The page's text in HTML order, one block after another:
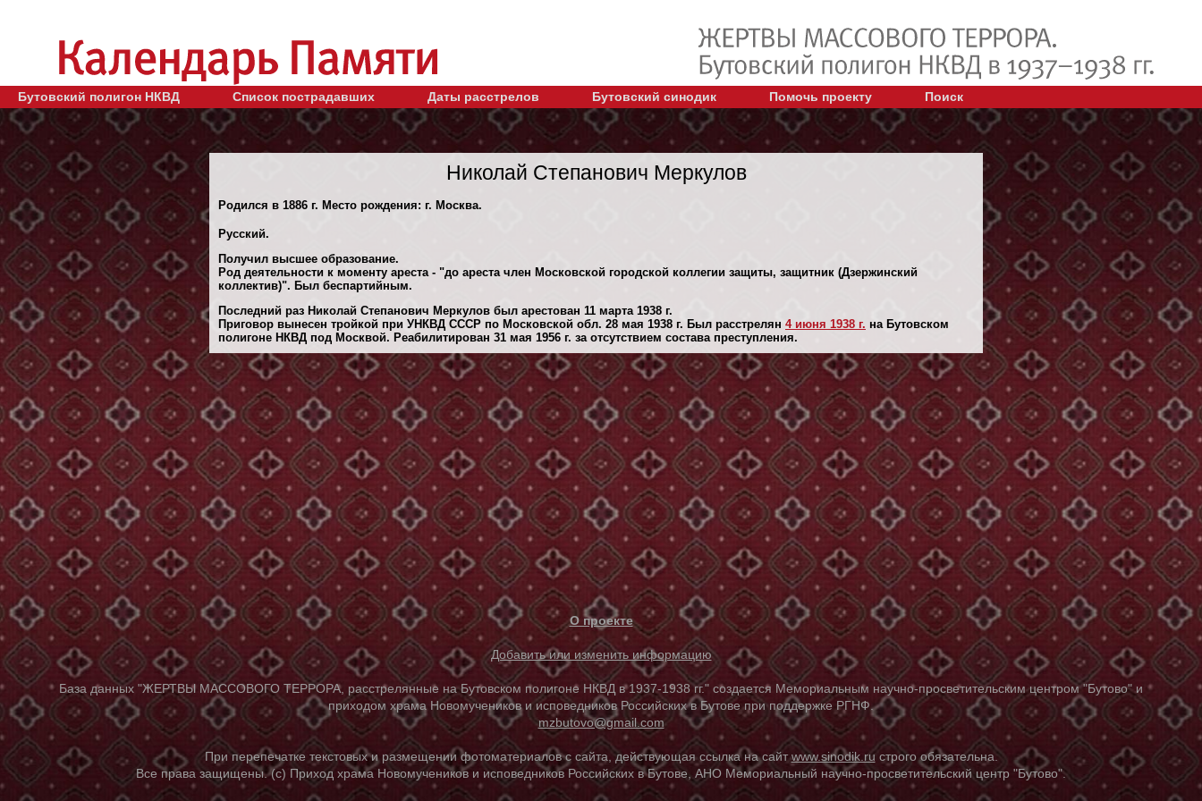
Бутовский полигон НКВД Список пострадавших Даты расстрелов Бутовский синодик Помочь проекту Поиск
Николай Степанович Меркулов
Родился в 1886 г. Место рождения: г. Москва.
Русский.
Получил высшее образование.
Род деятельности к моменту ареста - "до ареста член Московской городской коллегии защиты, защитник (Дзержинский
коллектив)". Был беспартийным.
Последний раз Николай Степанович Меркулов был арестован 11 марта 1938 г.
Приговор вынесен тройкой при УНКВД СССР по Московской обл. 28 мая 1938 г. Был расстрелян 4 июня 1938 г. на Бутовском
полигоне НКВД под Москвой. Реабилитирован 31 мая 1956 г. за отсутствием состава преступления.
О проекте
Добавить или изменить информацию
База данных "ЖЕРТВЫ МАССОВОГО ТЕРРОРА, расстрелянные на Бутовском полигоне НКВД в 1937-1938 гг." создается Мемориальным научно-просветительским центром "Бутово" и
приходом храма Новомучеников и исповедников Российских в Бутове при поддержке РГНФ.
mzbutovo@gmail.com
При перепечатке текстовых и размещении фотоматериалов с сайта, действующая ссылка на сайтwww.sinodik.ru строго обязательна.
Все права защищены. (с) Приход храма Новомучеников и исповедников Российских в Бутове, АНО Мемориальный научно-просветительский центр "Бутово".